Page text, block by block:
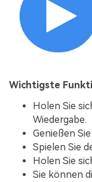
Wichtigste
Holen Sie
Wiedergabe.
Genießen
Spielen Sie
Holen Sie
Sie können